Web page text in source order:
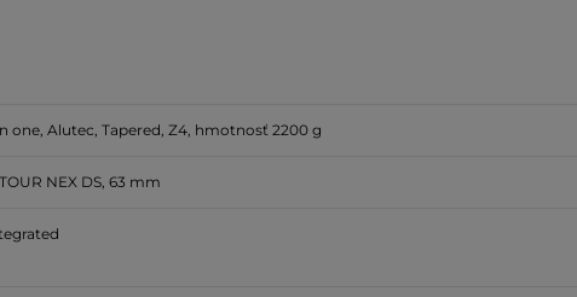
one, Alutec, Tapered, Z4, hmotnosť 2200 g
NEX DS, 63 mm